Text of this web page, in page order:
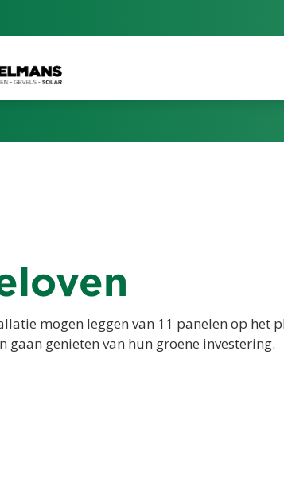
mogen leggen van 11 panelen op het
gaan genieten van hun groene investering.